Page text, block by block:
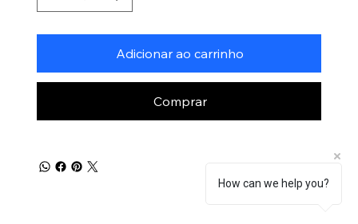
Adicionar ao carrinho
Comprar
How can we help you?